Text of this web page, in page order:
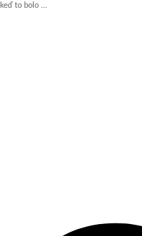
keď to bolo ...